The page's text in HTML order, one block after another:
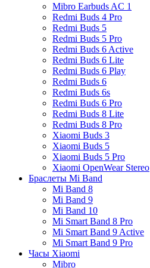
Mibro Earbuds AC 1
Redmi Buds 4 Pro
Redmi Buds 5
Redmi Buds 5 Pro
Redmi Buds 6 Active
Redmi Buds 6 Lite
Redmi Buds 6 Play
Redmi Buds 6
Redmi Buds 6s
Redmi Buds 6 Pro
Redmi Buds 8 Lite
Redmi Buds 8 Pro
Xiaomi Buds 3
Xiaomi Buds 5
Xiaomi Buds 5 Pro
Xiaomi OpenWear Stereo
Браслеты Mi Band
Mi Band 8
Mi Band 9
Mi Band 10
Mi Smart Band 8 Pro
Mi Smart Band 9 Active
Mi Smart Band 9 Pro
Часы Xiaomi
Mibro